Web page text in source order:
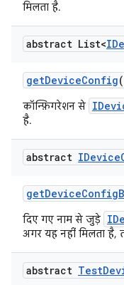
मिलता है.
abstract List<
getDeviceConfig
कॉन्फ़िगरेशन से
है.
abstract IDevice
getDeviceConfig
दिए गए नाम से जुड़े
अगर यह नहीं मिलता है,
abstract Test